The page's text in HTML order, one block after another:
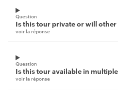
Question
Is this tour private or will other
voir la réponse
Question
Is this tour available in
voir la réponse